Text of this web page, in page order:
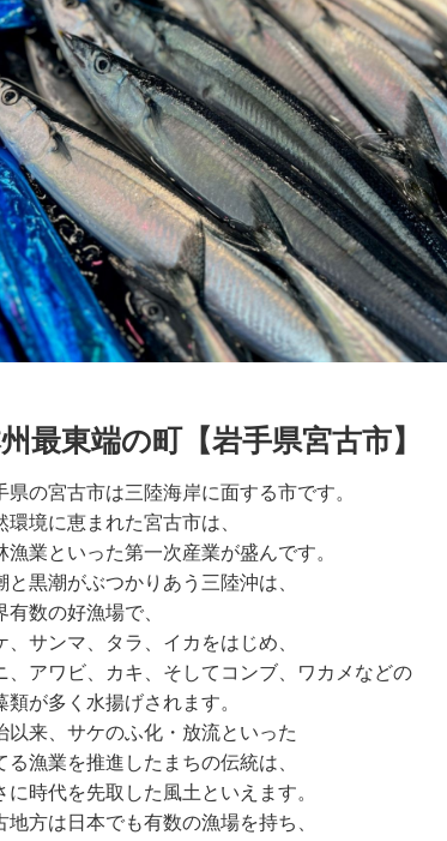
最東端の町【岩手県宮古市】
県の宮古市は三陸海岸に面する市です。
環境に恵まれた宮古市は、
漁業といった第一次産業が盛んです。
と黒潮がぶつかりあう三陸沖は、
有数の好漁場で、
、サンマ、タラ、イカをはじめ、
、アワビ、カキ、そしてコンブ、ワカメなどの
類が多く水揚げされます。
以来、サケのふ化・放流といった
る漁業を推進したまちの伝統は、
に時代を先取した風土といえます。
地方は日本でも有数の漁場を持ち、